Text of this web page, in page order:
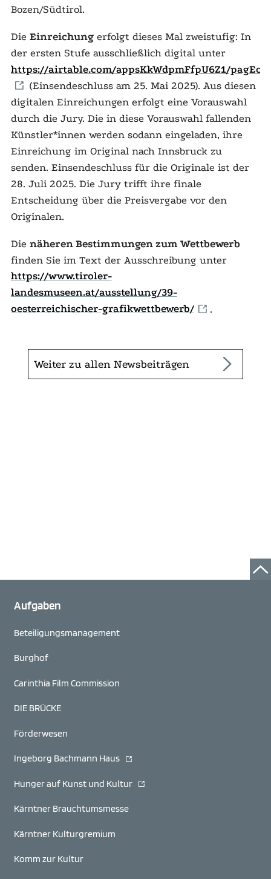
Bozen/Südtirol.
Die Einreichungerfolgt dieses Mal zweistufig: In
der ersten Stufe ausschließlich digital unter
https://airtable.com/appsKkWdpmFfpU6Z1/
(Einsendeschluss am 25. Mai 2025). Aus diesen
digitalen Einreichungen erfolgt eine Vorauswahl
durch die Jury. Die in diese Vorauswahl fallenden
Künstler*innen werden sodann eingeladen, ihre
Einreichung im Original nach Innsbruck zu
senden. Einsendeschluss für die Originale ist der
28. Juli 2025. Die Jury trifft ihre finale
Entscheidung über die Preisvergabe vor den
Originalen.
Die näheren Bestimmungen zum Wettbewerb
finden Sie im Text der Ausschreibung unter
https://www.tiroler-
landesmuseen.at/ausstellung/39-
oesterreichischer-grafikwettbewerb/
.
Weiter zu allen Newsbeiträgen
Aufgaben
Beteiligungs­management
Burghof
Carinthia Film Commission
DIE BRÜCKE
Förderwesen
Ingeborg Bachmann Haus (öffnet in neuem Fenster)
Hunger auf Kunst und Kultur (öffnet in neuem Fenster)
Kärntner Brauchtumsmesse
Kärntner Kulturgremium
Komm zur Kultur